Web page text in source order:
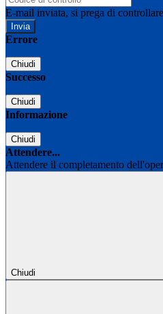
E-mail inviata, si prega di
Errore
Chiudi
Successo
Chiudi
Informazione
Chiudi
Attendere...
Attendere il completamento
Chiudi